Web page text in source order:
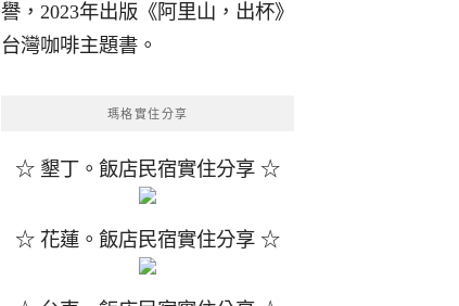
譽，2023年出版《阿里山，出杯》
台灣咖啡主題書。
瑪格實住分享
☆ 墾丁。飯店民宿實住分享 ☆
☆ 花蓮。飯店民宿實住分享 ☆